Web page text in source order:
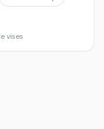
vises